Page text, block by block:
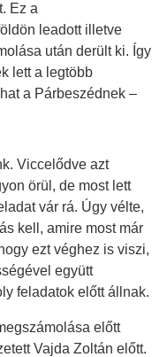
Ez a
leadott illetve
után derült ki. Így
lett a legtöbb
a Párbeszédnek –
Viccelődve azt
örül, de most lett
vár rá. Úgy vélte,
kell, amire most már
ezt véghez is viszi,
együtt
feladatok előtt állnak.
előtt
Vajda Zoltán előtt.